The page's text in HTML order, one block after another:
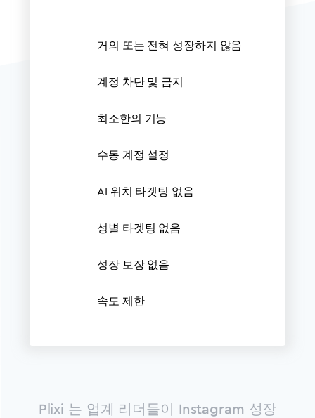
거의 또는 전혀 성장하지 않음
계정 차단 및 금지
최소한의 기능
수동 계정 설정
AI 위치 타겟팅 없음
성별 타겟팅 없음
성장 보장 없음
속도 제한
Plixi 는 업계 리더들이 Instagram 성장